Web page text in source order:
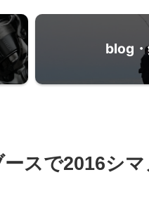
blog
スで2016シ